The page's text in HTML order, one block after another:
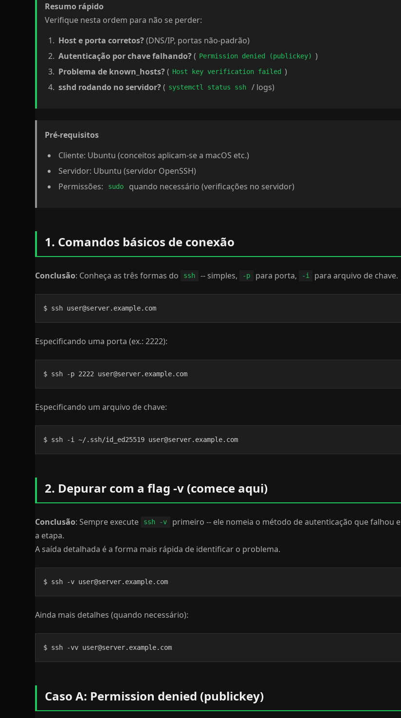
Resumo rápido
Verifique nesta ordem para não se perder:
Host e porta corretos?(DNS/IP, portas não-padrão)
Autenticação por chave falhando?( Permission denied (publickey) )
Problema de known_hosts?( Host key verification failed )
sshd rodando no servidor?( systemctl status ssh / logs)
Pré-requisitos
Cliente: Ubuntu (conceitos aplicam-se a macOS etc.)
Servidor: Ubuntu (servidor OpenSSH)
Permissões:
sudo quando necessário (verificações no servidor)
1. Comandos básicos de conexão
Conclusão: Conheça as três formas do ssh -- simples, -p para porta, -i para arquivo de chave.
$ ssh user@server.example.com
Especificando uma porta (ex.: 2222):
$ ssh -p 2222 user@server.example.com
Especificando um arquivo de chave:
$ ssh -i ~/.ssh/id_ed25519 user@server.example.com
2. Depurar com a flag -v (comece aqui)
Conclusão: Sempre execute ssh -v
primeiro -- ele nomeia o método de autenticação que falhou e
a etapa.
A saída detalhada é a forma mais rápida de identificar o problema.
$ ssh -v user@server.example.com
Ainda mais detalhes (quando necessário):
$ ssh -vv user@server.example.com
Caso A: Permission denied (publickey)